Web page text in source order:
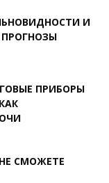
И
ПРОГНОЗЫ
ПРИБОРЫ
СМОЖЕТЕ